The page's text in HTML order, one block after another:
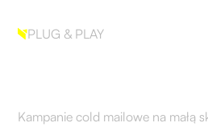
PLUG & PLAY
Kampanie cold mailowe na małą